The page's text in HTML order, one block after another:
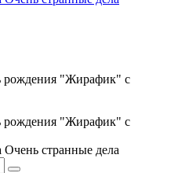
странные дела